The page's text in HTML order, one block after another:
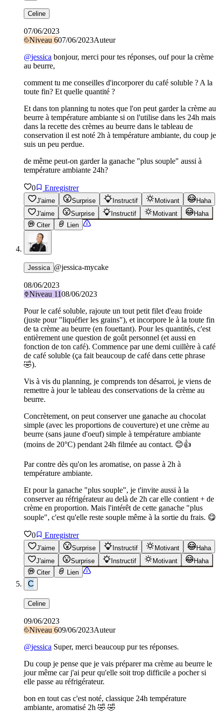
Celine
07/06/2023
Niveau 607/06/2023Auteur
@jessica bonjour, merci pour tes réponses, ouf pour la crème
au beurre,
comment tu me conseilles d'incorporer du café soluble ? A la
toute fin? Et quelle quantité ?
Et dans ton planning tu notes que l'on peut garder la crème au
beurre à température ambiante si on l'utilise dans les 24h mais
dans la recette des crèmes au beurre dans le tableau de
conservation il est noté 2h à température ambiante, du coup je
suis un peu perdue.
de même peut-on garder la ganache "plus souple" aussi à
température ambiante 24h?
0 Enregistrer
J'aime Surprise Instructif Motivant
Haha
J'aime
Surprise Instructif Motivant
Haha
Citer
Lien
Jessica @jessica-mycake
08/06/2023
Niveau 1108/06/2023
Pour le café soluble, rajoute un tout petit filet d'eau froide
(juste pour "liquéfier les grains"), et incorpore le à la toute fin
de ta crème au beurre (en fouettant). Pour les quantités, c'est
entièrement une question de goût personnel (et aussi en
fonction de ton café). Commence par une demi cuillère à café
de café soluble (ça fait beaucoup de café dans cette phrase
🤣).
Vis à vis du planning, je comprends ton désarroi, je viens de
remettre à jour le tableau des conservations de la crème au
beurre.
Concrètement, on peut conserver une ganache au chocolat
simple (avec les proportions de couverture) et une crème au
beurre (sans jaune d'oeuf) simple à température ambiante
(moins de 20°C) pendant 24h filmée au contact. 😊👍
Par contre dès qu'on les aromatise, on passe à 2h à
température ambiante.
Et pour la ganache "plus souple", je t'invite aussi à la
conserver au réfrigérateur au delà de 2h car elle contient + de
crème en proportion. Mais l'intérêt de cette ganache "plus
souple", c'est qu'elle reste souple même à la sortie du frais. 😋
0 Enregistrer
J'aime Surprise Instructif Motivant
Haha
J'aime
Surprise Instructif Motivant
Haha
Citer
Lien
C
Celine
09/06/2023
Niveau 609/06/2023Auteur
@jessica Super, merci beaucoup pur tes réponses.
Du coup je pense que je vais préparer ma crème au beurre le
jour même car j'ai peur qu'elle soit trop difficile a pocher si
elle passe au réfrigérateur.
bon en tout cas c'est noté, classique 24h température
ambiante, aromatisé 2h 🤣 🤣